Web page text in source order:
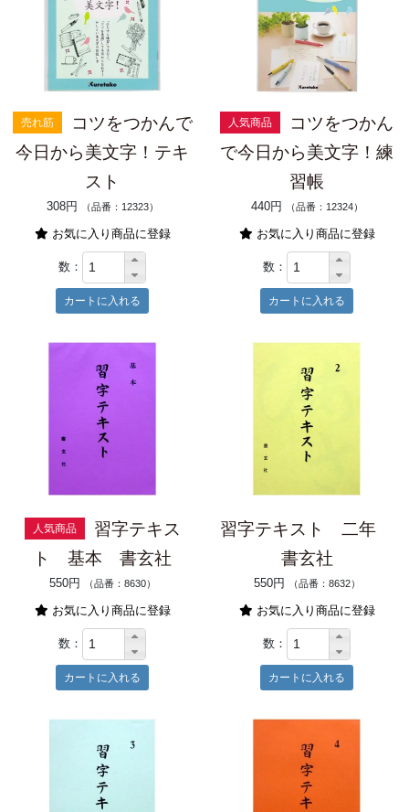
売れ筋
コツをつかんで
今日から美文字！テキ
スト
308円 （品番：12323）
お気に入り商品に登録
数：
人気商品
コツをつかん
で今日から美文字！練
習帳
440円 （品番：12324）
お気に入り商品に登録
数：
人気商品
習字テキス
ト 基本 書玄社
550円 （品番：8630）
お気に入り商品に登録
数：
習字テキスト 二年
書玄社
550円 （品番：8632）
お気に入り商品に登録
数：